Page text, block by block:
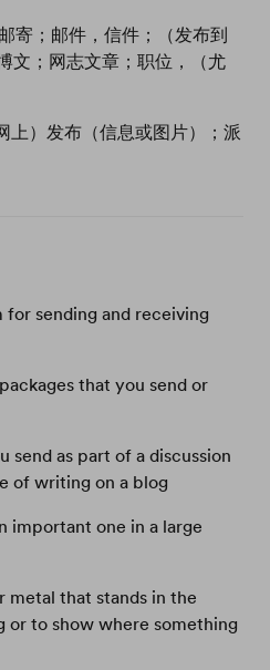
寄；邮件，信件；（发布到
文；网志文章；职位，（尤
上）发布（信息或图片）；派
sending and receiving
that you send or
send as part of a discussion
of writing on a blog
important one in a large
metal that stands in the
or to show where something